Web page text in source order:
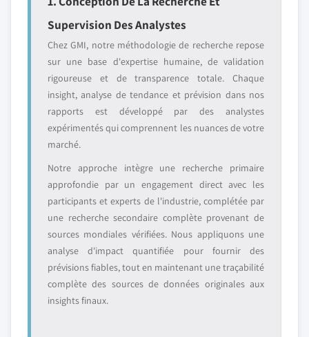
Supervision Des Analystes
Chez GMI, notre méthodologie de recherche repose
sur une base d'expertise humaine, de validation
rigoureuse et de transparence totale. Chaque
insight, analyse de tendance et prévision dans nos
rapports est développé par des analystes
expérimentés qui comprennent les nuances de votre
marché.
Notre approche intègre une recherche primaire
approfondie par un engagement direct avec les
participants et experts de l'industrie, complétée par
une recherche secondaire complète provenant de
sources mondiales vérifiées. Nous appliquons une
analyse d'impact quantifiée pour fournir des
prévisions fiables, tout en maintenant une traçabilité
complète des sources de données originales aux
insights finaux.